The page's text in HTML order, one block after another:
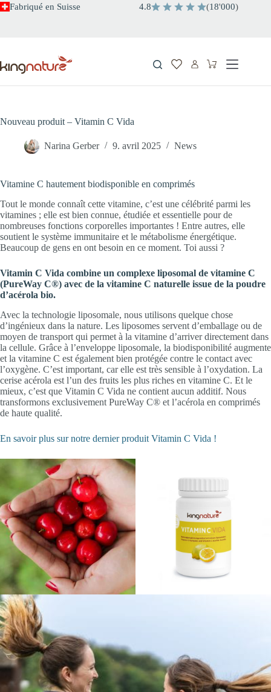
Passer
Fabriqué en Suisse 4.8 (18'000)
Panier
Nouveau produit – Vitamin C Vida
Narina Gerber 9. avril 2025 News
Vitamine C hautement biodisponible en comprimés
Tout le monde connaît cette vitamine, c’est une célébrité parmi les
vitamines ; elle est bien connue, étudiée et essentielle pour de
nombreuses fonctions corporelles importantes ! Entre autres, elle
soutient le système immunitaire et le métabolisme énergétique.
Beaucoup de gens en ont besoin en ce moment. Toi aussi ?
Vitamin C Vida combine un complexe liposomal de vitamine C
(PureWay C®) avec de la vitamine C naturelle issue de la poudre
d’acérola bio.
Avec la technologie liposomale, nous utilisons quelque chose
d’ingénieux dans la nature. Les liposomes servent d’emballage ou de
moyen de transport qui permet à la vitamine d’arriver directement dans
la cellule. Grâce à l’enveloppe liposomale, la biodisponibilité augmente
et la vitamine C est également bien protégée contre le contact avec
l’oxygène. C’est important, car elle est très sensible à l’oxydation. La
cerise acérola est l’un des fruits les plus riches en vitamine C. Et le
mieux, c’est que Vitamin C Vida ne contient aucun additif. Nous
transformons exclusivement PureWay C® et l’acérola en comprimés
de haute qualité.
En savoir plus sur notre dernier produit Vitamin C Vida !